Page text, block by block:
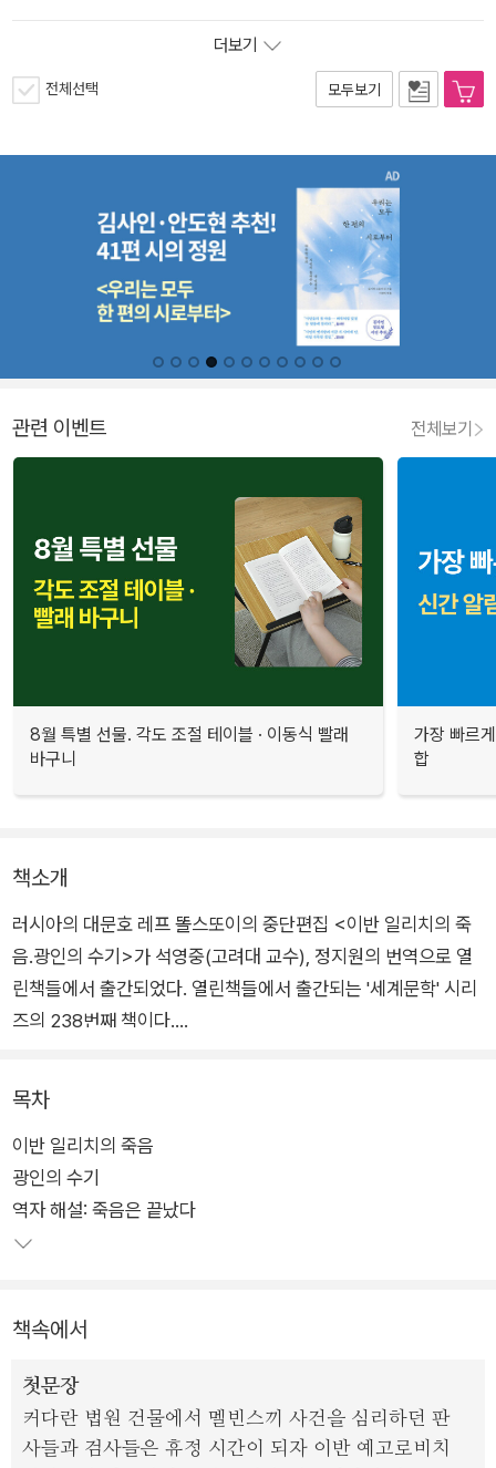
더보기
전체선택 모두보기
관련 이벤트 전체보기
8월 특별 선물. 각도 조절 테이블 · 이동식 빨래
바구니
가장 빠르
합
책소개
러시아의 대문호 레프 똘스또이의 중단편집 <이반 일리치의 죽
음.광인의 수기>가 석영중(고려대 교수), 정지원의 번역으로 열
린책들에서 출간되었다. 열린책들에서 출간되는 '세계문학' 시리
즈의 238번째 책이다.
1886년에 출간된 중편소설 '이반 일리치의 죽음'은 똘스또이의
중단편들 중에서도 가장 뛰어나다는 평가를 받는 작품이다. 성공
한 판사로서 출세 가도를 달리며 평탄한 인생을 살아가던 주인공
이반 일리치가 어느 날 찾아온 원인 모를 병으로 서서히 죽어 가
는 과정의 이야기를 담고 있다.
른 각도에서 바라보기 시작한다. 당연하면서도 낯설기만 한 사건
인 죽음이란 사태 앞에 한 인간이 맞닥뜨리게 되는 '어떻게 죽음
을 맞이할 것인가'의 문제는, 곧 똘스또이의 평생 화두인 '어떻게
살 것인가'라는 문제로 귀결된다.
목차
이반 일리치의 죽음
광인의 수기
역자 해설: 죽음은 끝났다
책속에서
첫문장
커다란 법원 건물에서 멜빈스끼 사건을 심리하던 판
사들과 검사들은 휴정 시간이 되자 이반 예고로비치